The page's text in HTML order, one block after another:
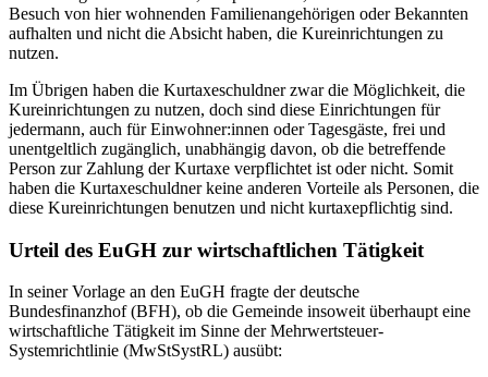
Besuch von hier wohnenden Familienangehörigen oder Bekannten
aufhalten und nicht die Absicht haben, die Kureinrichtungen zu
nutzen.
Im Übrigen haben die Kurtaxeschuldner zwar die Möglichkeit, die
Kureinrichtungen zu nutzen, doch sind diese Einrichtungen für
jedermann, auch für Einwohner:innen oder Tagesgäste, frei und
unentgeltlich zugänglich, unabhängig davon, ob die betreffende
Person zur Zahlung der Kurtaxe verpflichtet ist oder nicht. Somit
haben die Kurtaxeschuldner keine anderen Vorteile als Personen, die
diese Kureinrichtungen benutzen und nicht kurtaxepflichtig sind.
Urteil des EuGH zur wirtschaftlichen Tätigkeit
In seiner Vorlage an den EuGH fragte der deutsche
Bundesfinanzhof (BFH), ob die Gemeinde insoweit überhaupt eine
wirtschaftliche Tätigkeit im Sinne der Mehrwertsteuer-
Systemrichtlinie (MwStSystRL) ausübt: